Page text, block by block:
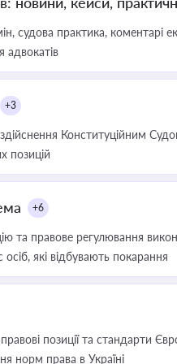
судова практика, коментарі
+3
Конституційним
позицій
+6
та правове регулювання
які відбувають покарання
позиції та стандарти
норм права в Україні